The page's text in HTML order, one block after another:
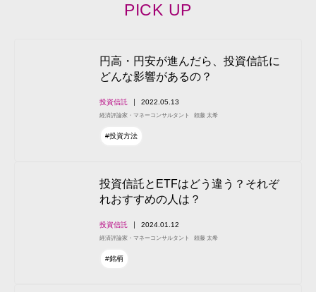
PICK UP
円高・円安が進んだら、投資信託に
どんな影響があるの？
投資信託 2022.05.13
経済評論家・マネーコンサルタント 頼藤 太希
#投資方法
投資信託とETFはどう違う？それぞ
れおすすめの人は？
投資信託 2024.01.12
経済評論家・マネーコンサルタント 頼藤 太希
#銘柄